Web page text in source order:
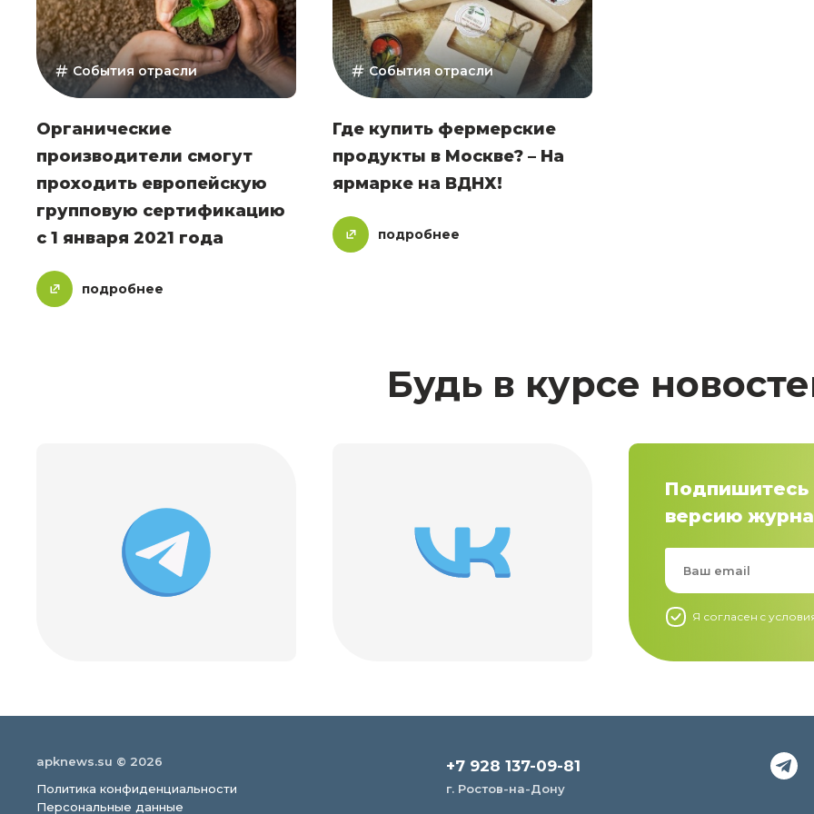
События отрасли
Органические
производители смогут
проходить европейскую
групповую сертификацию
с 1 января 2021 года
подробнее
События отрасли
Где купить фермерские
продукты в Москве? – На
ярмарке на ВДНХ!
подробнее
Будь в курсе
Подпишитесь
версию
Я согласен c
apknews.su © 2026
Политика конфиденциальности
Персональные данные
+7 928 137-09-81
г. Ростов-на-Дону